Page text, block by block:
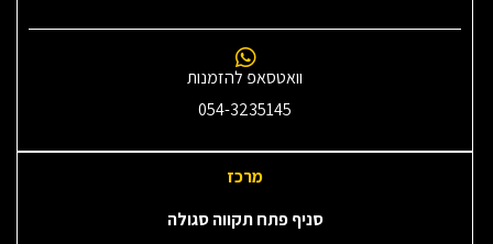
וואטסאפ להזמנות
054-3235145‎
מרכז
סניף פתח תקווה סגולה